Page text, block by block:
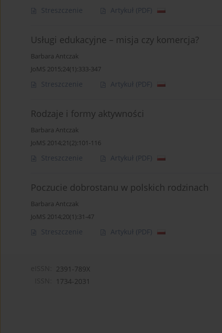
Streszczenie Artykuł (PDF)
Usługi edukacyjne – misja czy komercja?
Barbara Antczak
JoMS 2015;24(1):333-347
Streszczenie Artykuł (PDF)
Rodzaje i formy aktywności
Barbara Antczak
JoMS 2014;21(2):101-116
Streszczenie Artykuł (PDF)
Poczucie dobrostanu w polskich rodzinach
Barbara Antczak
JoMS 2014;20(1):31-47
Streszczenie Artykuł (PDF)
2391-789X
1734-2031